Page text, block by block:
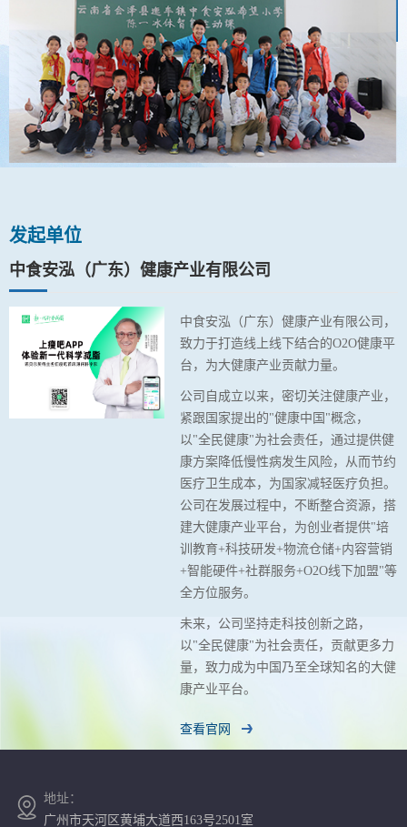
发起单位
中食安泓（广东）健康产业有限公司
中食安泓（广东）健康产业有限公司，
致力于打造线上线下结合的O2O健康平
台，为大健康产业贡献力量。
公司自成立以来，密切关注健康产业，
紧跟国家提出的"健康中国"概念，
以"全民健康"为社会责任，通过提供健
康方案降低慢性病发生风险，从而节约
医疗卫生成本，为国家减轻医疗负担。
公司在发展过程中，不断整合资源，搭
建大健康产业平台，为创业者提供"培
训教育+科技研发+物流仓储+内容营销
+智能硬件+社群服务+O2O线下加盟"等
全方位服务。
未来，公司坚持走科技创新之路，
以"全民健康"为社会责任，贡献更多力
量，致力成为中国乃至全球知名的大健
康产业平台。
查看官网
地址：
广州市天河区黄埔大道西163号2501室